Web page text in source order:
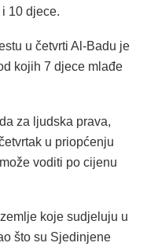
10 djece.
u četvrti Al-Badu je
kojih 7 djece mlađe
za ljudska prava,
u priopćenju
voditi po cijenu
koje sudjeluju u
što su Sjedinjene